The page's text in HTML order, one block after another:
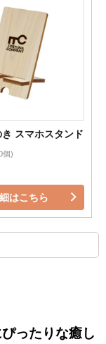
スマホスタンド
個)
はこちら
ったりな癒し